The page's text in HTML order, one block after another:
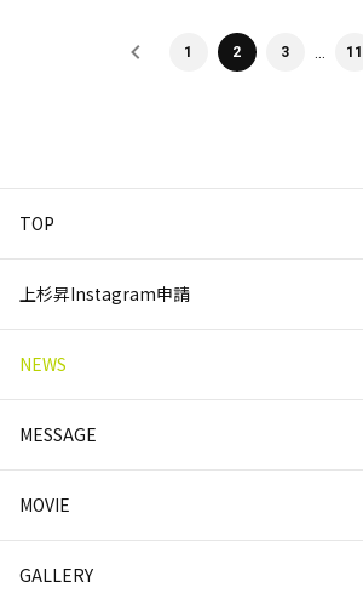
1 2 3 11
TOP
上杉昇Instagram申請
NEWS
MESSAGE
MOVIE
GALLERY